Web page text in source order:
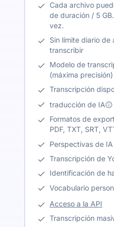
Cada archivo
de duración / 5
vez.
Sin límite diario de
transcribir
Modelo de
(máxima precisión)
Transcripción
traducción de IA
Formatos de
PDF, TXT, SRT,
Perspectivas de
Transcripción de
Identificación de
Vocabulario
Acceso a la API
Transcripción